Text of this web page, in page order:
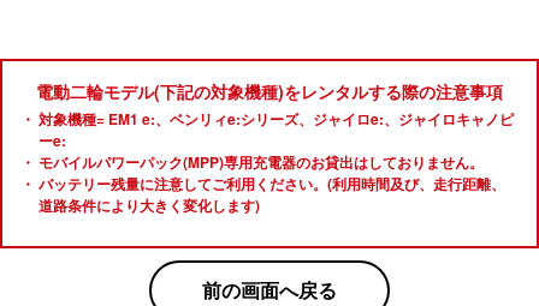
電動二輪モデル(下記の対象機種)をレンタルする際の注意事項
対象機種= EM1 e:、ベンリィe:シリーズ、ジャイロe:、ジャイロキャノピ
ーe:
モバイルパワーパック(MPP)専用充電器のお貸出はしておりません。
バッテリー残量に注意してご利用ください。(利用時間及び、走行距離、
道路条件により大きく変化します)
前の画面へ戻る